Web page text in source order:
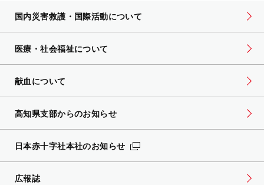
国内災害救護・国際活動について
医療・社会福祉について
献血について
高知県支部からのお知らせ
日本赤十字社本社のお知らせ
広報誌